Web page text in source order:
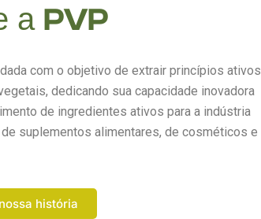
a PVP
com o objetivo de extrair princípios ativos
dedicando sua capacidade inovadora
de ingredientes ativos para a indústria
suplementos alimentares, de cosméticos e
história